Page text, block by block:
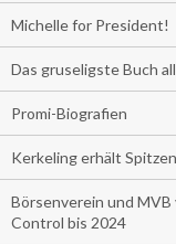
Michelle for President!
Das gruseligste Buch
Promi-Biografien
Kerkeling erhält
Börsenverein und
Control bis 2024